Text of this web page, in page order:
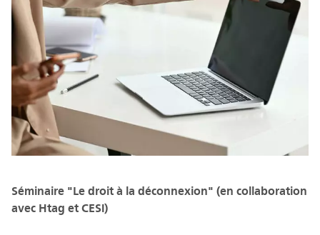
Séminaire "Le droit à la déconnexion" (en collaboration
avec Htag et CESI)